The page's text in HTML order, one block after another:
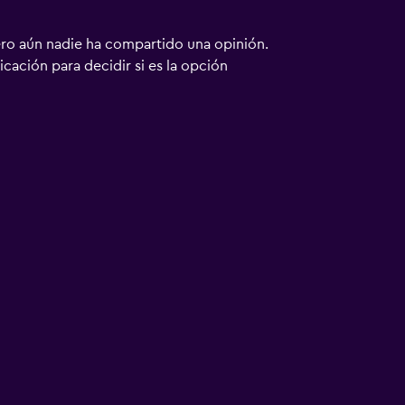
aún nadie ha compartido una opinión.
para decidir si es la opción